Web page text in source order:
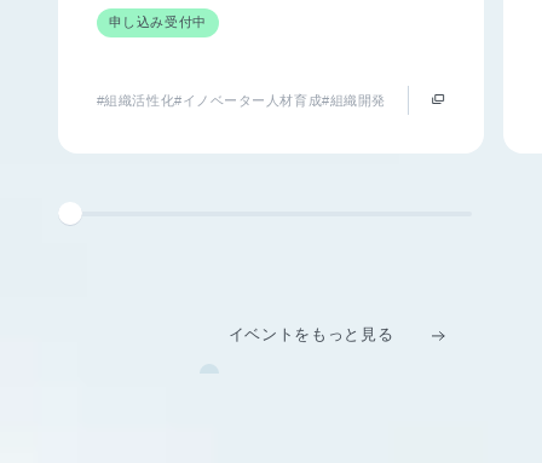
申し込み受付中
#組織活性化#イノベーター人材育成#組織開発
イベントをもっと見る